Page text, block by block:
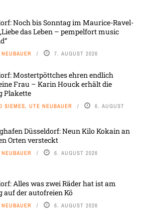
Noch bis Sonntag im Maurice-Ravel-
das Leben – pempelfort music
7. AUGUST 2026
Mostertpöttches ehren endlich
Frau – Karin Houck erhält die
Plakette
SIEMES, UTE NEUBAUER 6. AUGUST
Düsseldorf: Neun Kilo Kokain an
Orten versteckt
6. AUGUST 2026
Alles was zwei Räder hat ist am
auf der autofreien Kö
6. AUGUST 2026